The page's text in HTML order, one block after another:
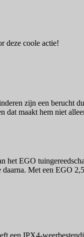
deze coole actie!
zijn een
maakt hem niet
EGO
Met een EGO